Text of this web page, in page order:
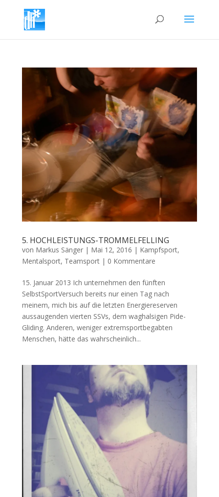
5. HOCHLEISTUNGS-TROMMELFELLING
von Markus Sänger| Mai 12, 2016 | Kampfsport,
Mentalsport, Teamsport| 0 Kommentare
15. Januar 2013 Ich unternehmen den fünften
SelbstSportVersuch bereits nur einen Tag nach
meinem, mich bis auf die letzten Energiereserven
aussaugenden vierten SSVs, dem waghalsigen Pide-
Gliding. Anderen, weniger extremsportbegabten
Menschen, hätte das wahrscheinlich...